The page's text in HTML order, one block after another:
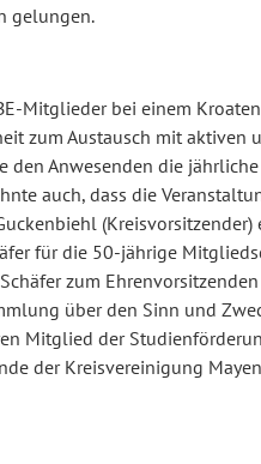
gelungen.
Mitglieder bei einem
zum Austausch mit aktiven
den Anwesenden die
auch, dass die
(Kreisvorsitzender)
für die 50-jährige
zum
über den Sinn und
Mitglied der
der Kreisvereinigung